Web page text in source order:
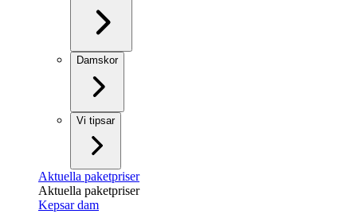
Damskor
Vi tipsar
Aktuella paketpriser
Aktuella paketpriser
Kepsar dam